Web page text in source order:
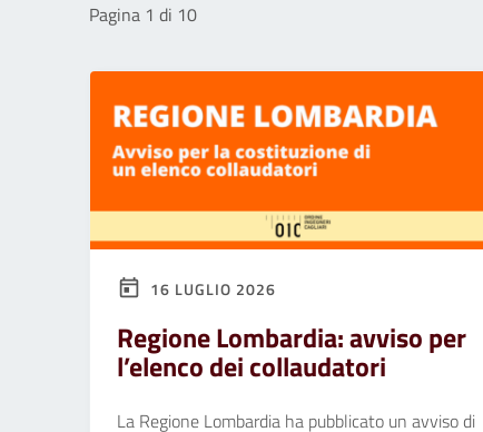
Pagina 1 di 10
16 LUGLIO 2026
Regione Lombardia: avviso per
l’elenco dei collaudatori
La Regione Lombardia ha pubblicato un avviso di